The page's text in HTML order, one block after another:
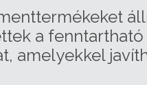
a
amelyekkel